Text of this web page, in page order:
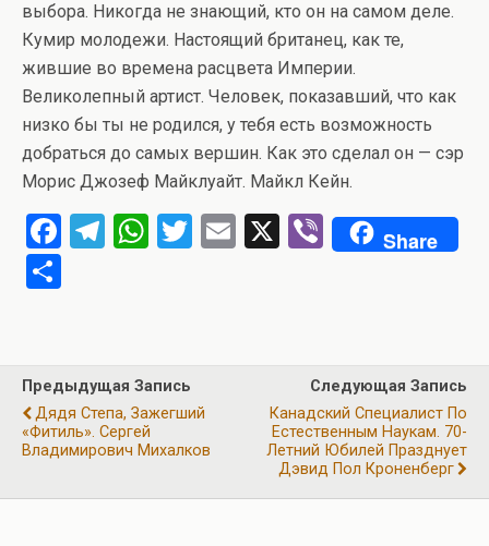
выбора. Никогда не знающий, кто он на самом деле.
Кумир молодежи. Настоящий британец, как те,
жившие во времена расцвета Империи.
Великолепный артист. Человек, показавший, что как
низко бы ты не родился, у тебя есть возможность
добраться до самых вершин. Как это сделал он — сэр
Морис Джозеф Майклуайт. Майкл Кейн.
F
o
o
k
T
a
m
W
A
p
p
T
E
X
Vi
Share
р
а
в
Предыдущая Запись
Дядя Степа, Зажегший
«Фитиль». Сергей
Владимирович Михалков
Следующая Запись
Канадский Специалист По
Естественным Наукам. 70-
Летний Юбилей Празднует
Дэвид Пол Кроненберг